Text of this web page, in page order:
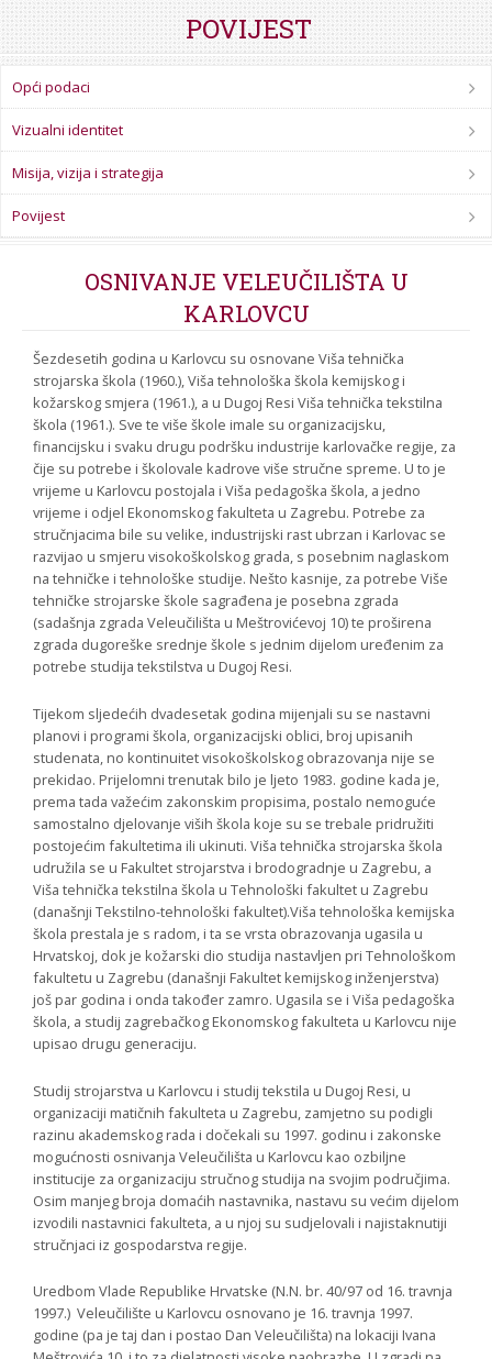
POVIJEST
Opći podaci
Vizualni identitet
Misija, vizija i strategija
Povijest
OSNIVANJE VELEUČILIŠTA U
KARLOVCU
Šezdesetih godina u Karlovcu su osnovane Viša tehnička
strojarska škola (1960.), Viša tehnološka škola kemijskog i
kožarskog smjera (1961.), a u Dugoj Resi Viša tehnička tekstilna
škola (1961.). Sve te više škole imale su organizacijsku,
financijsku i svaku drugu podršku industrije karlovačke regije, za
čije su potrebe i školovale kadrove više stručne spreme. U to je
vrijeme u Karlovcu postojala i Viša pedagoška škola, a jedno
vrijeme i odjel Ekonomskog fakulteta u Zagrebu. Potrebe za
stručnjacima bile su velike, industrijski rast ubrzan i Karlovac se
razvijao u smjeru visokoškolskog grada, s posebnim naglaskom
na tehničke i tehnološke studije. Nešto kasnije, za potrebe Više
tehničke strojarske škole sagrađena je posebna zgrada
(sadašnja zgrada Veleučilišta u Meštrovićevoj 10) te proširena
zgrada dugoreške srednje škole s jednim dijelom uređenim za
potrebe studija tekstilstva u Dugoj Resi.
Tijekom sljedećih dvadesetak godina mijenjali su se nastavni
planovi i programi škola, organizacijski oblici, broj upisanih
studenata, no kontinuitet visokoškolskog obrazovanja nije se
prekidao. Prijelomni trenutak bilo je ljeto 1983. godine kada je,
prema tada važećim zakonskim propisima, postalo nemoguće
samostalno djelovanje viših škola koje su se trebale pridružiti
postojećim fakultetima ili ukinuti. Viša tehnička strojarska škola
udružila se u Fakultet strojarstva i brodogradnje u Zagrebu, a
Viša tehnička tekstilna škola u Tehnološki fakultet u Zagrebu
(današnji Tekstilno-tehnološki fakultet).Viša tehnološka kemijska
škola prestala je s radom, i ta se vrsta obrazovanja ugasila u
Hrvatskoj, dok je kožarski dio studija nastavljen pri Tehnološkom
fakultetu u Zagrebu (današnji Fakultet kemijskog inženjerstva)
još par godina i onda također zamro. Ugasila se i Viša pedagoška
škola, a studij zagrebačkog Ekonomskog fakulteta u Karlovcu nije
upisao drugu generaciju.
Studij strojarstva u Karlovcu i studij tekstila u Dugoj Resi, u
organizaciji matičnih fakulteta u Zagrebu, zamjetno su podigli
razinu akademskog rada i dočekali su 1997. godinu i zakonske
mogućnosti osnivanja Veleučilišta u Karlovcu kao ozbiljne
institucije za organizaciju stručnog studija na svojim područjima.
Osim manjeg broja domaćih nastavnika, nastavu su većim dijelom
izvodili nastavnici fakulteta, a u njoj su sudjelovali i najistaknutiji
stručnjaci iz gospodarstva regije.
Uredbom Vlade Republike Hrvatske (N.N. br. 40/97 od 16. travnja
1997.) Veleučilište u Karlovcu osnovano je 16. travnja 1997.
godine (pa je taj dan i postao Dan Veleučilišta) na lokaciji Ivana